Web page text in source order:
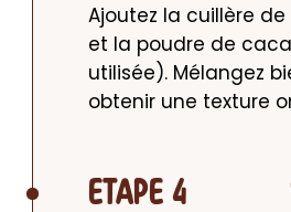
Ajoutez la cuillère
et la poudre de
utilisée). Mélangez
obtenir une texture
ETAPE 4